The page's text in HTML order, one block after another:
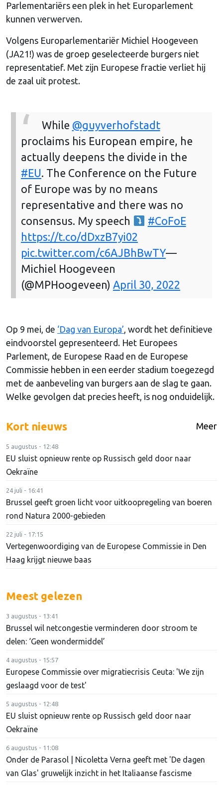
Parlementariërs een plek in het Europarlement
kunnen verwerven.
Volgens Europarlementariër Michiel Hoogeveen
(JA21!) was de groep geselecteerde burgers niet
representatief. Met zijn Europese fractie verliet hij
de zaal uit protest.
While @guyverhofstadt
proclaims his European empire, he
actually deepens the divide in the
#EU. The Conference on the Future
of Europe was by no means
representative and there was no
consensus. My speech
#CoFoE
https://t.co/dDxzB7yi02
pic.twitter.com/c6AJBhBwTY—
Michiel Hoogeveen
(@MPHoogeveen) April 30, 2022
Op 9 mei, de ‘Dag van Europa’ , wordt het definitieve
eindvoorstel gepresenteerd. Het Europees
Parlement, de Europese Raad en de Europese
Commissie hebben in een eerder stadium toegezegd
met de aanbeveling van burgers aan de slag te gaan.
Welke gevolgen dat precies heeft, is nog onduidelijk.
Kort nieuws Meer
5 augustus - 12:48
EU sluist opnieuw rente op Russisch geld door naar
Oekraïne
24 juli - 16:41
Brussel geeft groen licht voor uitkoopregeling van boeren
rond Natura 2000-gebieden
22 juli - 17:15
Vertegenwoordiging van de Europese Commissie in Den
Haag krijgt nieuwe baas
Meest gelezen
3 augustus - 13:41
Brussel wil netcongestie verminderen door stroom te
delen: ‘Geen wondermiddel’
4 augustus - 15:57
Europese Commissie over migratiecrisis Ceuta: 'We zijn
geslaagd voor de test'
5 augustus - 12:48
EU sluist opnieuw rente op Russisch geld door naar
Oekraïne
6 augustus - 11:08
Onder de Parasol | Nicoletta Verna geeft met 'De dagen
van Glas' gruwelijk inzicht in het Italiaanse fascisme